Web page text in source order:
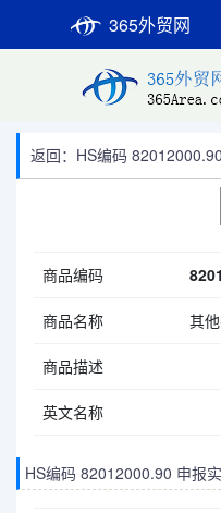
365外贸网
返回：HS编码
商品编码
商品名称 其
商品描述
英文名称
HS编码 82012000.90 申报